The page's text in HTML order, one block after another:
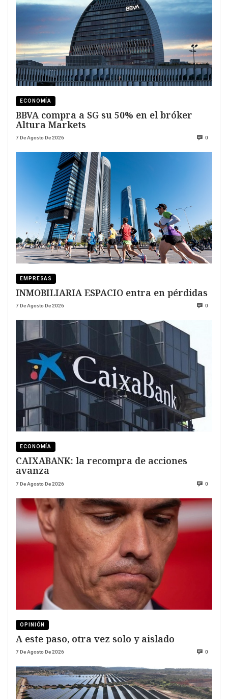
ECONOMÍA
BBVA compra a SG su 50% en el bróker
Altura Markets
7 De Agosto De 2026 0
EMPRESAS
INMOBILIARIA ESPACIO entra en pérdidas
7 De Agosto De 2026 0
ECONOMÍA
CAIXABANK: la recompra de acciones
avanza
7 De Agosto De 2026 0
OPINIÓN
A este paso, otra vez solo y aislado
7 De Agosto De 2026 0